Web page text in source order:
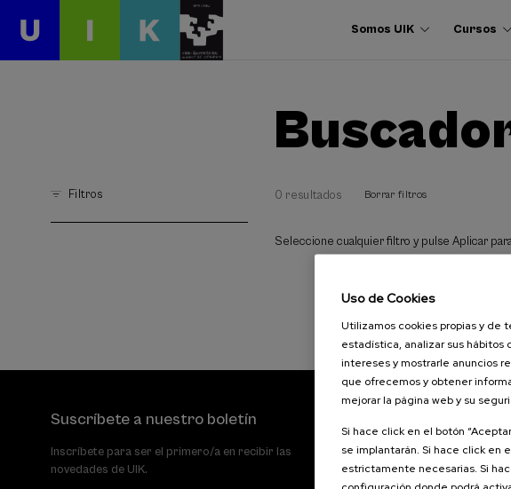
Somos UIK Cursos
Filtros 0 resultados Borrar filtros
Seleccione cualquier filtro y pulse Aplicar
Suscríbete a nuestro boletín
Inscríbete para ser el primero/a en recibir las
novedades de UIK.
Palacio Miramar
Paseo de
Uso de Cookies
Utilizamos cookies propias y de
estadística, analizar sus hábitos
intereses y mostrarle anuncios
que ofrecemos y obtener
mejorar la página web y su
Si hace click en el botón
se implantarán. Si hace click en
estrictamente necesarias. Si